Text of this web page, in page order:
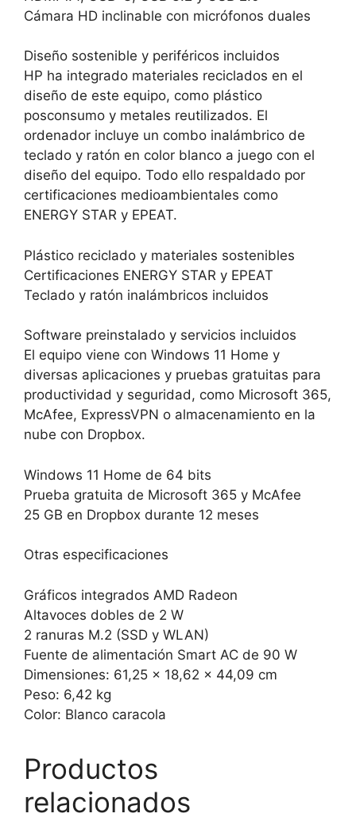
Cámara HD inclinable con micrófonos duales
Diseño sostenible y periféricos incluidos
HP ha integrado materiales reciclados en el
diseño de este equipo, como plástico
posconsumo y metales reutilizados. El
ordenador incluye un combo inalámbrico de
teclado y ratón en color blanco a juego con el
diseño del equipo. Todo ello respaldado por
certificaciones medioambientales como
ENERGY STAR y EPEAT.
Plástico reciclado y materiales sostenibles
Certificaciones ENERGY STAR y EPEAT
Teclado y ratón inalámbricos incluidos
Software preinstalado y servicios incluidos
El equipo viene con Windows 11 Home y
diversas aplicaciones y pruebas gratuitas para
productividad y seguridad, como Microsoft 365,
McAfee, ExpressVPN o almacenamiento en la
nube con Dropbox.
Windows 11 Home de 64 bits
Prueba gratuita de Microsoft 365 y McAfee
25 GB en Dropbox durante 12 meses
Otras especificaciones
Gráficos integrados AMD Radeon
Altavoces dobles de 2 W
2 ranuras M.2 (SSD y WLAN)
Fuente de alimentación Smart AC de 90 W
Dimensiones: 61,25 x 18,62 x 44,09 cm
Peso: 6,42 kg
Color: Blanco caracola
Productos
relacionados